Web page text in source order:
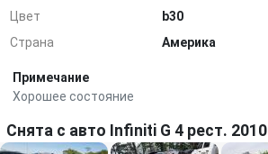
Цвет
b30
Страна
Америка
Примечание
Хорошее состояние
Снята с авто Infiniti G 4 рест. 2010